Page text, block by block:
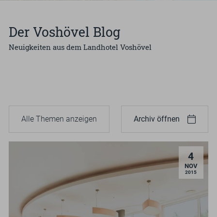
GUTSCHEINE & SHOP
Der Voshövel Blog
Neuigkeiten aus dem Landhotel Voshövel
Alle Themen anzeigen Archiv öffnen
4
NOV.
2015